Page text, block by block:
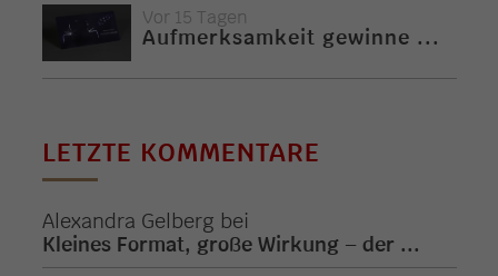
Vor 15 Tagen
Aufmerksamkeit gewinne ...
LETZTE KOMMENTARE
Alexandra Gelberg bei
Kleines Format, große Wirkung – der ...